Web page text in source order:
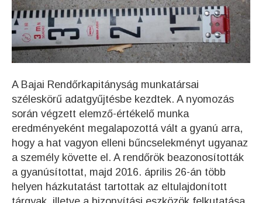
A Bajai Rendőrkapitányság munkatársai
széleskörű adatgyűjtésbe kezdtek. A nyomozás
során végzett elemző-értékelő munka
eredményeként megalapozottá vált a gyanú arra,
hogy a hat vagyon elleni bűncselekményt ugyanaz
a személy követte el. A rendőrök beazonosították
a gyanúsítottat, majd 2016. április 26-án több
helyen házkutatást tartottak az eltulajdonított